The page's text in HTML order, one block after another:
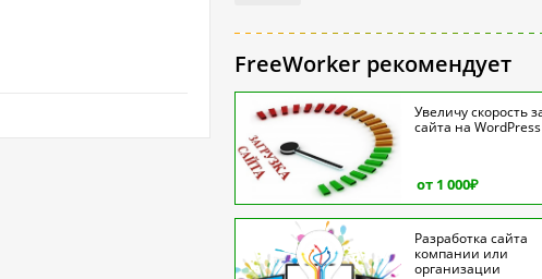
FreeWorker рекомендует
Увеличу скорость загрузки
сайта на WordPress
от 1 000₽
Разработка сайта
компании или
организации